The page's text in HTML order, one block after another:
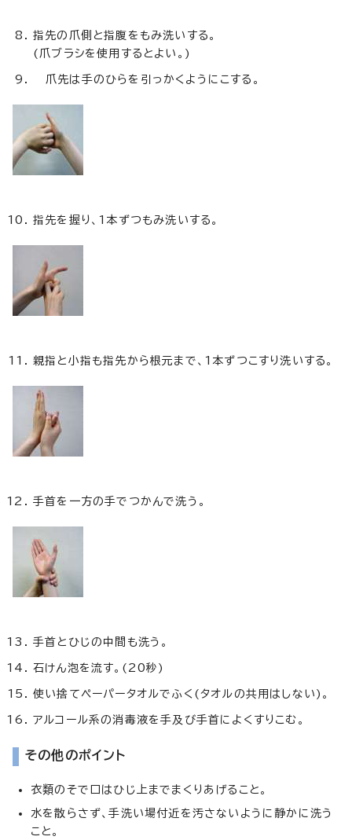
指先の爪側と指腹をもみ洗いする。
(爪ブラシを使用するとよい。)
爪先は手のひらを引っかくようにこする。
指先を握り、1本ずつもみ洗いする。
親指と小指も指先から根元まで、1本ずつこすり洗いする。
手首を一方の手でつかんで洗う。
手首とひじの中間も洗う。
石けん泡を流す。(20秒)
使い捨てペーパータオルでふく(タオルの共用はしない)。
アルコール系の消毒液を手及び手首によくすりこむ。
その他のポイント
衣類のそで口はひじ上までまくりあげること。
水を散らさず、手洗い場付近を汚さないように静かに洗う
こと。